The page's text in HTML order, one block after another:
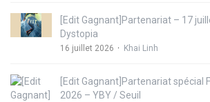
[Edit Gagnant]Partenariat – 17
Dystopia
16 juillet 2026 Khai Linh
[Edit Gagnant]Partenariat spécial
2026 – YBY / Seuil